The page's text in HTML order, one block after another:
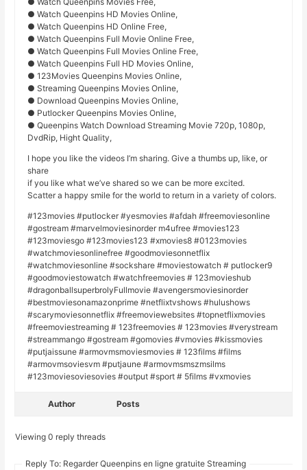
● Watch Queenpins HD Movies Online,
● Watch Queenpins HD Online Free,
● Watch Queenpins Full Movie Online Free,
● Watch Queenpins Full Movies Online Free,
● Watch Queenpins Full HD Movies Online,
● 123Movies Queenpins Movies Online,
● Streaming Queenpins Movies Online,
● Download Queenpins Movies Online,
● Putlocker Queenpins Movies Online,
● Queenpins Watch Download Streaming Movie 720p, 1080p,
DvdRip, Hight Quality,
I hope you like the videos I’m sharing. Give a thumbs up, like, or
share
if you like what we’ve shared so we can be more excited.
Scatter a happy smile for the world to return in a variety of colors.
#123movies #putlocker #yesmovies #afdah #freemoviesonline
#gostream #marvelmoviesinorder m4ufree #movies123
#123moviesgo #123movies123 #xmovies8 #0123movies
#watchmoviesonlinefree #goodmoviesonnetflix
#watchmoviesonline #sockshare #moviestowatch # putlocker9
#goodmoviestowatch #watchfreemovies # 123movieshub
#dragonballsuperbrolyFullmovie #avengersmoviesinorder
#bestmoviesonamazonprime #netflixtvshows #hulushows
#scarymoviesonnetflix #freemoviewebsites #topnetflixmovies
#freemoviestreaming # 123freemovies # 123movies #verystream
#streammango #gostream #gomovies #vmovies #kissmovies
#putjaissune #armovmsmoviesmovies # 123films #films
#armovmsoviesvm #putjaune #armovmsmszmsilms
#123moviesoviesovies #output #sport # 5films #vxmovies
Author Posts
Viewing 0 reply threads
Reply To: Regarder Queenpins en ligne gratuite Streaming